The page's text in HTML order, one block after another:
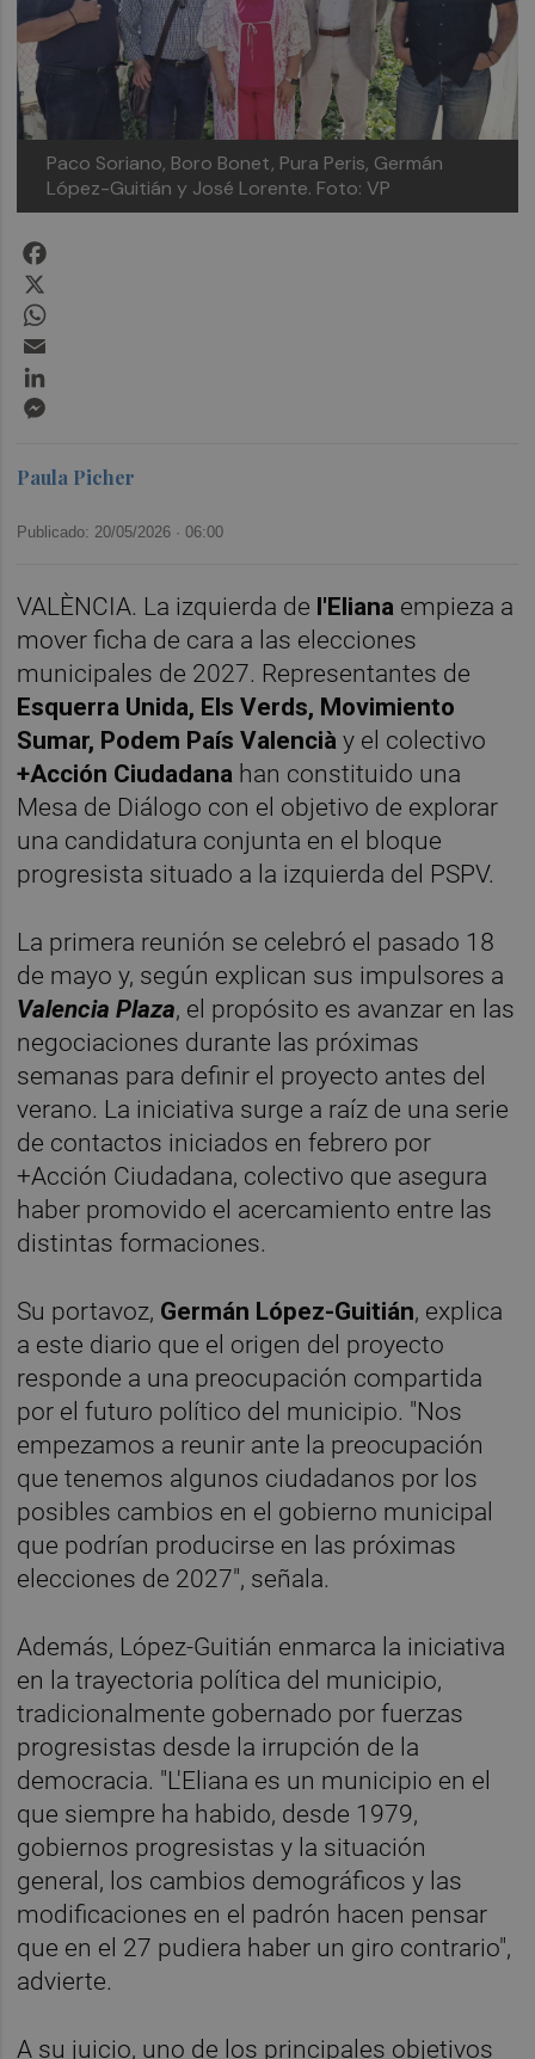
Paco Soriano, Boro Bonet, Pura Peris, Germán
López-Guitián y José Lorente. Foto: VP
Paula Picher
Publicado: 20/05/2026 ·06:00
VALÈNCIA. La izquierda de l'Eliana empieza a
mover ficha de cara a las elecciones
municipales de 2027. Representantes de
Esquerra Unida, Els Verds, Movimiento
Sumar, Podem País Valencià y el colectivo
+Acción Ciudadana han constituido una
Mesa de Diálogo con el objetivo de explorar
una candidatura conjunta en el bloque
progresista situado a la izquierda del PSPV.
La primera reunión se celebró el pasado 18
de mayo y, según explican sus impulsores a
Valencia Plaza, el propósito es avanzar en las
negociaciones durante las próximas
semanas para definir el proyecto antes del
verano. La iniciativa surge a raíz de una serie
de contactos iniciados en febrero por
+Acción Ciudadana, colectivo que asegura
haber promovido el acercamiento entre las
distintas formaciones.
Su portavoz, Germán López-Guitián, explica
a este diario que el origen del proyecto
responde a una preocupación compartida
por el futuro político del municipio. "Nos
empezamos a reunir ante la preocupación
que tenemos algunos ciudadanos por los
posibles cambios en el gobierno municipal
que podrían producirse en las próximas
elecciones de 2027", señala.
Además, López-Guitián enmarca la iniciativa
en la trayectoria política del municipio,
tradicionalmente gobernado por fuerzas
progresistas desde la irrupción de la
democracia. "L'Eliana es un municipio en el
que siempre ha habido, desde 1979,
gobiernos progresistas y la situación
general, los cambios demográficos y las
modificaciones en el padrón hacen pensar
que en el 27 pudiera haber un giro contrario",
advierte.
A su juicio, uno de los principales objetivos